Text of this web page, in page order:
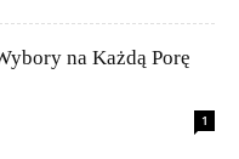
na Każdą Porę
1